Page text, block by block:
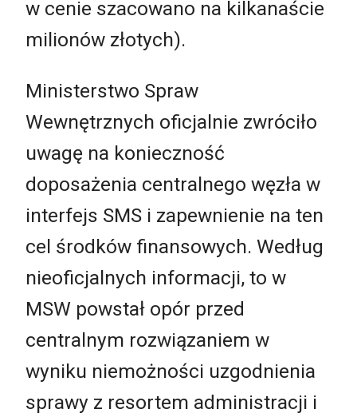
w cenie szacowano na kilkanaście
milionów złotych).
Ministerstwo Spraw
Wewnętrznych oficjalnie zwróciło
uwagę na konieczność
doposażenia centralnego węzła w
interfejs SMS i zapewnienie na ten
cel środków finansowych. Według
nieoficjalnych informacji, to w
MSW powstał opór przed
centralnym rozwiązaniem w
wyniku niemożności uzgodnienia
sprawy z resortem administracji i